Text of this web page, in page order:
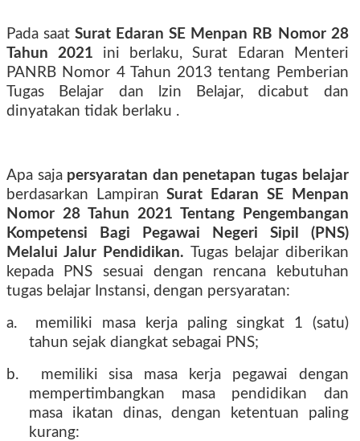
Pada saatSurat Edaran SE Menpan RB Nomor 28
Tahun 2021 ini berlaku, Surat Edaran Menteri
PANRB Nomor 4 Tahun 2013 tentang Pemberian
Tugas Belajar dan lzin Belajar, dicabut dan
dinyatakan tidak berlaku .
Apa saja persyaratan dan penetapan tugas belajar
berdasarkan LampiranSurat Edaran SE Menpan
Nomor 28 Tahun 2021 Tentang Pengembangan
Kompetensi Bagi Pegawai Negeri Sipil (PNS)
Melalui Jalur Pendidikan. Tugas belajar diberikan
kepada PNS sesuai dengan rencana kebutuhan
tugas belajar Instansi, dengan persyaratan:
a.
memiliki masa kerja paling singkat 1 (satu)
tahun sejak diangkat sebagai PNS;
b.
memiliki sisa masa kerja pegawai dengan
mempertimbangkan masa pendidikan dan
masa ikatan dinas, dengan ketentuan paling
kurang: